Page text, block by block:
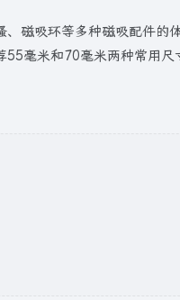
磁吸环等多种磁吸配件的
毫米和70毫米两种常用尺